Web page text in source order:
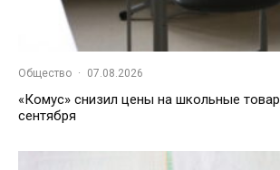
Общество · 07.08.2026
«Комус» снизил цены на школьные
сентября